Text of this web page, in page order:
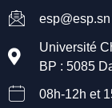
esp@esp.sn
Université
BP : 5085
08h-12h et